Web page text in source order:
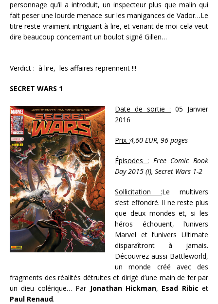
personnage qu’il a introduit, un inspecteur plus que malin qui
fait peser une lourde menace sur les manigances de Vador…Le
titre reste vraiment intriguant à lire,et venant de moi cela veut
dire beaucoup concernant un boulot signé Gillen…
Verdict : à lire, les affaires reprennent !!!
SECRET WARS 1
Date de sortie : 05 Janvier
2016
Prix :4,60 EUR, 96 pages
Épisodes : Free Comic Book
Day 2015 (I), Secret Wars 1-2
Sollicitation :Le multivers
s’est effondré. Il ne reste plus
que deux mondes et, si les
héros échouent, l’univers
Marvel et l’univers Ultimate
disparaîtront à jamais.
Découvrez aussi Battleworld,
un monde créé avec des
fragments des réalités détruites et dirigé d’une main de fer par
un dieu colérique… Par Jonathan Hickman, Esad Ribic et
Paul Renaud.